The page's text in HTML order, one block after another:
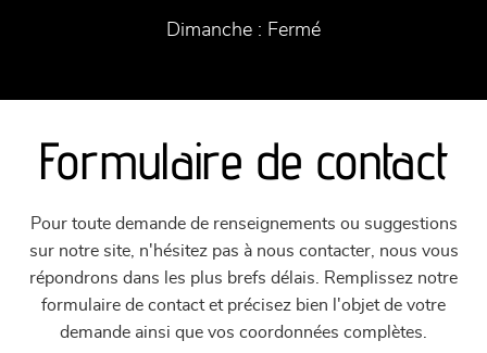
Dimanche : Fermé
Formulaire de contact
Pour toute demande de renseignements ou suggestions
sur notre site, n'hésitez pas à nous contacter, nous vous
répondrons dans les plus brefs délais. Remplissez notre
formulaire de contact et précisez bien l'objet de votre
demande ainsi que vos coordonnées complètes.